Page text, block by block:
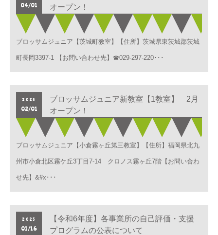
04/01
オープン！
ブロッサムジュニア【茨城町教室】【住所】茨城県東茨城郡茨城
町長岡3397-1 【お問い合わせ先】☎029-297-220･･･
2025
02/01
ブロッサムジュニア新教室【1教室】 2月
オープン！
ブロッサムジュニア【小倉霧ヶ丘第三教室】【住所】福岡県北九
州市小倉北区霧ケ丘3丁目7-14 クロノス霧ヶ丘7階【お問い合わ
せ先】&#x･･･
2025
01/16
【令和6年度】各事業所の自己評価・支援
プログラムの公表について